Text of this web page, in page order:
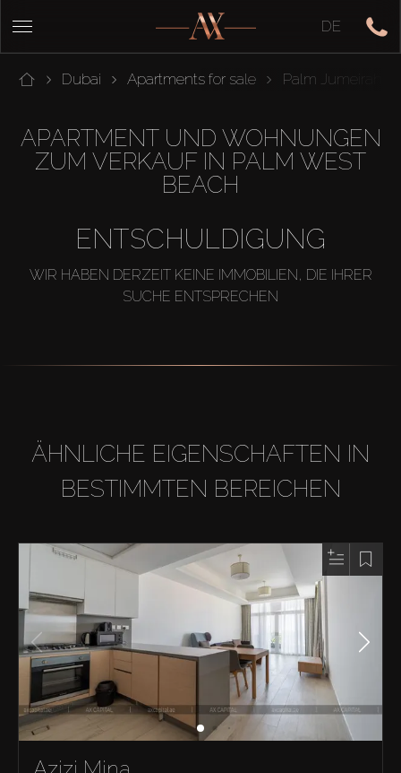
DE
Dubai Apartments for sale Palm Jumeirah
APARTMENT UND WOHNUNGEN
ZUM VERKAUF IN PALM WEST
BEACH
ENTSCHULDIGUNG
WIR HABEN DERZEIT KEINE IMMOBILIEN, DIE IHRER
SUCHE ENTSPRECHEN
ÄHNLICHE EIGENSCHAFTEN IN
BESTIMMTEN BEREICHEN